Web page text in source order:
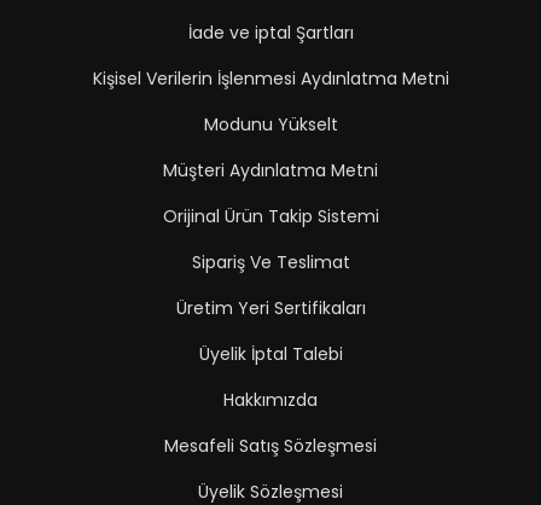
İade ve iptal Şartları
Kişisel Verilerin İşlenmesi Aydınlatma Metni
Modunu Yükselt
Müşteri Aydınlatma Metni
Orijinal Ürün Takip Sistemi
Sipariş Ve Teslimat
Üretim Yeri Sertifikaları
Üyelik İptal Talebi
Hakkımızda
Mesafeli Satış Sözleşmesi
Üyelik Sözleşmesi